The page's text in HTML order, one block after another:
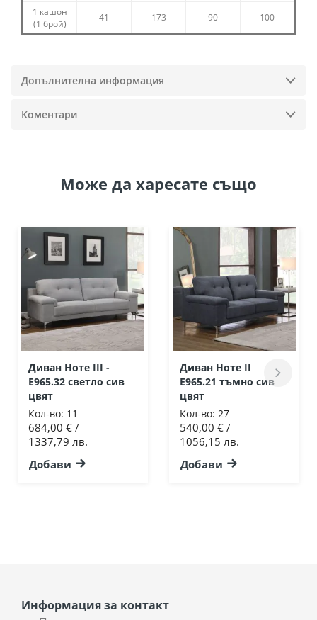
1 кашон
(1 брой)
41 173 90 100
Допълнителна информация
Коментари
Може да харесате също
Диван Ноте III -
Ε965.32 светло сив
цвят
Кол-во: 11
684,00 € /
1337,79 лв.
Добави
Диван Ноте II
Ε965.21 тъмно сив
цвят
Кол-во: 27
540,00 € /
1056,15 лв.
Добави
Информация за контакт